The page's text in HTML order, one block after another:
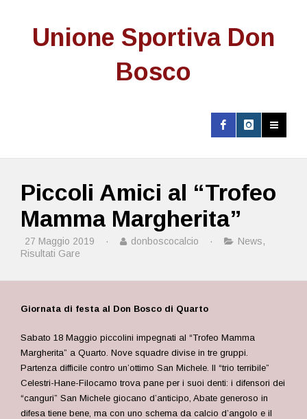
Unione Sportiva Don
Bosco
Piccoli Amici al “Trofeo
Mamma Margherita”
27 Maggio 2019 · donboscocalcio · News,
Risultati Gare
Giornata di festa al Don Bosco di Quarto
Sabato 18 Maggio piccolini impegnati al “Trofeo Mamma
Margherita” a Quarto. Nove squadre divise in tre gruppi.
Partenza difficile contro un’ottimo San Michele. Il “trio terribile”
Celestri-Hane-Filocamo trova pane per i suoi denti: i difensori dei
“canguri” San Michele giocano d’anticipo, Abate generoso in
difesa tiene bene, ma con uno schema da calcio d’angolo e il